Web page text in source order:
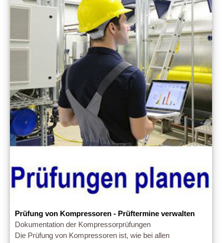
Prüfung von Kompressoren - Prüftermine verwalten
Dokumentation der Kompressorprüfungen
Die Prüfung von Kompressoren ist, wie bei allen